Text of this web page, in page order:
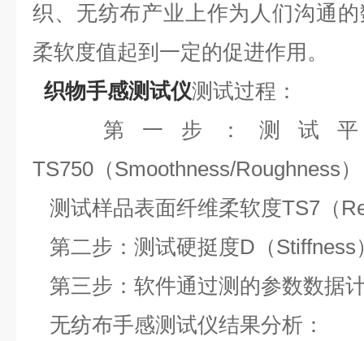
织、无纺布产业上作为人们沟通
柔软度值起到一定的促进作用。
织物手感测试仪测试过程：
第一步：测试平
TS750（Smoothness/Roughness）
测试样品表面纤维柔软度TS7（
第二步：测试硬挺度D（Stiffness
第三步：软件通过测的参数数据
无纺布手感测试仪结果分析：